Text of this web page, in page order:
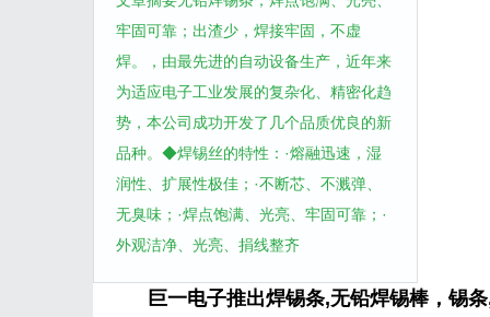
牢固可靠；出渣少，焊接牢固，不虚
焊。，由最先进的自动设备生产，近年来
为适应电子工业发展的复杂化、精密化趋
势，本公司成功开发了几个品质优良的新
品种。◆焊锡丝的特性：·熔融迅速，湿
润性、扩展性极佳；·不断芯、不溅弹、
无臭味；·焊点饱满、光亮、牢固可靠；·
外观洁净、光亮、捐线整齐
巨一电子推出焊锡条,无铅焊锡棒，锡条,